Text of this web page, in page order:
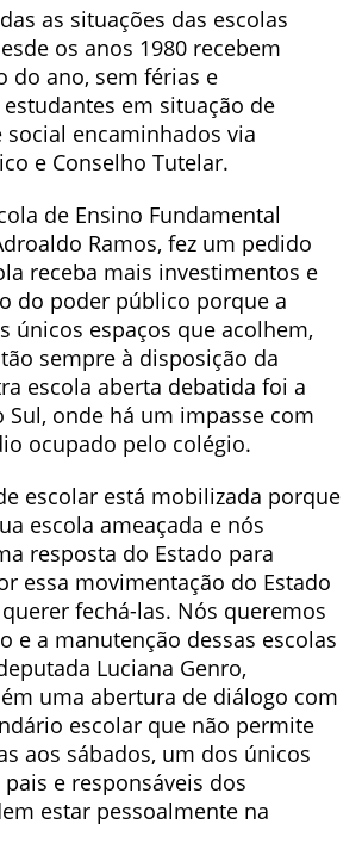
as situações das escolas
os anos 1980 recebem
do ano, sem férias e
em situação de
encaminhados via
e Conselho Tutelar.
de Ensino Fundamental
Ramos, fez um pedido
receba mais investimentos e
do poder público porque a
únicos espaços que acolhem,
sempre à disposição da
escola aberta debatida foi a
Sul, onde há um impasse com
ocupado pelo colégio.
escolar está mobilizada porque
escola ameaçada e nós
resposta do Estado para
essa movimentação do Estado
fechá-las. Nós queremos
e a manutenção dessas escolas
Luciana Genro,
uma abertura de diálogo com
escolar que não permite
aos sábados, um dos únicos
e responsáveis dos
estar pessoalmente na